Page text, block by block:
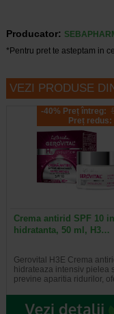
Producator:
*Pentru pret te asteptam in
VEZI PRODUSE
-40% Preț întreg:
Preț redus:
Crema antirid SPF 10
hidratanta, 50 ml, H3…
Gerovital H3E Crema
hidrateaza intensiv pielea
previne aparitia ridurilor,